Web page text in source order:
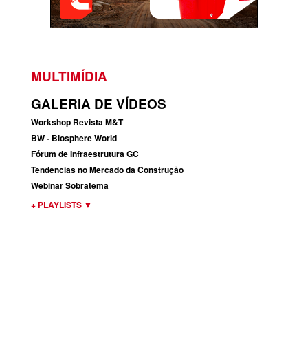
MULTIMÍDIA
GALERIA DE VÍDEOS
Workshop Revista M&T
BW - Biosphere World
Fórum de Infraestrutura GC
Tendências no Mercado da Construção
Webinar Sobratema
+ PLAYLISTS ▼